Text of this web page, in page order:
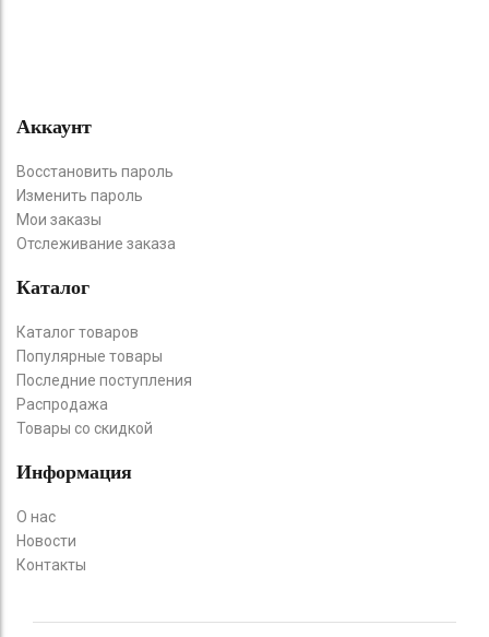
Аккаунт
Восстановить пароль
Изменить пароль
Мои заказы
Отслеживание заказа
Каталог
Каталог товаров
Популярные товары
Последние поступления
Распродажа
Товары со скидкой
Информация
О нас
Новости
Контакты